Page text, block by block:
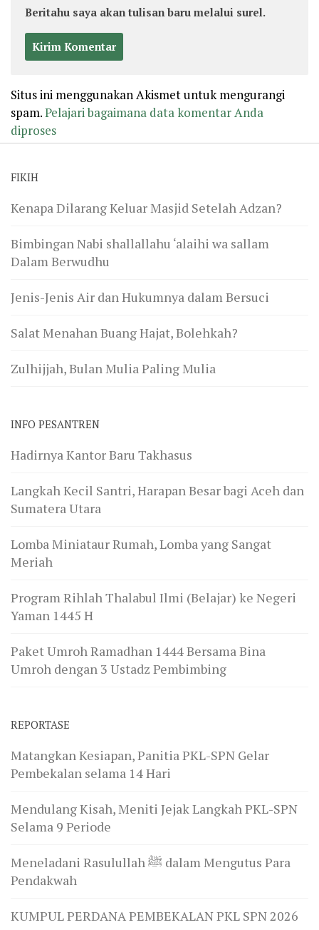
Beritahu saya akan tulisan baru melalui surel.
Situs ini menggunakan Akismet untuk mengurangi
spam.Pelajari bagaimana data komentar Anda
diproses
FIKIH
Kenapa Dilarang Keluar Masjid Setelah Adzan?
Bimbingan Nabi shallallahu ‘alaihi wa sallam
Dalam Berwudhu
Jenis-Jenis Air dan Hukumnya dalam Bersuci
Salat Menahan Buang Hajat, Bolehkah?
Zulhijjah, Bulan Mulia Paling Mulia
INFO PESANTREN
Hadirnya Kantor Baru Takhasus
Langkah Kecil Santri, Harapan Besar bagi Aceh dan
Sumatera Utara
Lomba Miniataur Rumah, Lomba yang Sangat
Meriah
Program Rihlah Thalabul Ilmi (Belajar) ke Negeri
Yaman 1445 H
Paket Umroh Ramadhan 1444 Bersama Bina
Umroh dengan 3 Ustadz Pembimbing
REPORTASE
Matangkan Kesiapan, Panitia PKL-SPN Gelar
Pembekalan selama 14 Hari
Mendulang Kisah, Meniti Jejak Langkah PKL-SPN
Selama 9 Periode
Meneladani Rasulullah ﷺ dalam Mengutus Para
Pendakwah
KUMPUL PERDANA PEMBEKALAN PKL SPN 2026